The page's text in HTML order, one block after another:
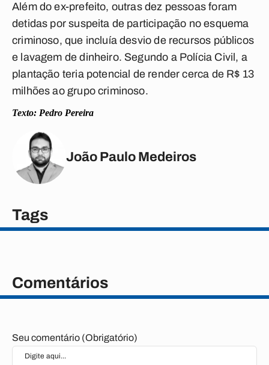
Além do ex-prefeito, outras dez pessoas foram
detidas por suspeita de participação no esquema
criminoso, que incluía desvio de recursos públicos
e lavagem de dinheiro. Segundo a Polícia Civil, a
plantação teria potencial de render cerca de R$ 13
milhões ao grupo criminoso.
Texto: Pedro Pereira
João Paulo Medeiros
Tags
Comentários
Seu comentário (Obrigatório)